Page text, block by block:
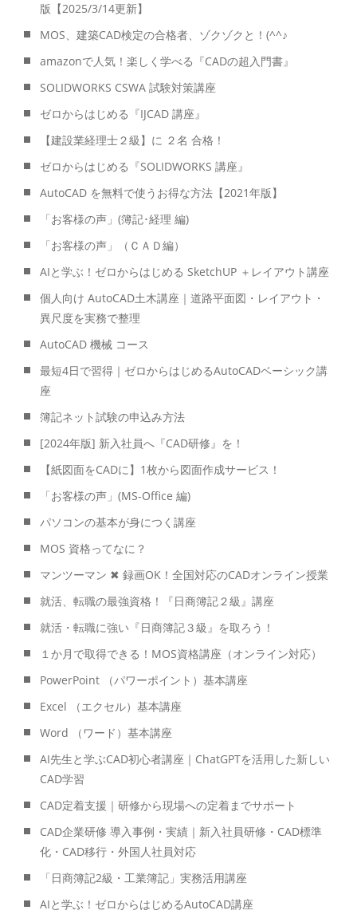
版【2025/3/14更新】
MOS、建築CAD検定の合格者、ゾクゾクと！(^^♪
amazonで人気！楽しく学べる『CADの超入門書』
SOLIDWORKS CSWA 試験対策講座
ゼロからはじめる『IJCAD 講座』
【建設業経理士２級】に ２名 合格！
ゼロからはじめる『SOLIDWORKS 講座』
AutoCAD を無料で使うお得な方法【2021年版】
「お客様の声」(簿記･経理 編)
「お客様の声」（ＣＡＤ編）
AIと学ぶ！ゼロからはじめる SketchUP ＋レイアウト講座
個人向け AutoCAD土木講座｜道路平面図・レイアウト・
異尺度を実務で整理
AutoCAD 機械 コース
最短4日で習得｜ゼロからはじめるAutoCADベーシック講
座
簿記ネット試験の申込み方法
[2024年版] 新入社員へ『CAD研修』を！
【紙図面をCADに】1枚から図面作成サービス！
「お客様の声」(MS-Office 編)
パソコンの基本が身につく講座
MOS 資格ってなに？
マンツーマン ✖ 録画OK！全国対応のCADオンライン授業
就活、転職の最強資格！『日商簿記２級』講座
就活・転職に強い『日商簿記３級』を取ろう！
１か月で取得できる！MOS資格講座（オンライン対応）
PowerPoint （パワーポイント）基本講座
Excel （エクセル）基本講座
Word （ワード）基本講座
AI先生と学ぶCAD初心者講座｜ChatGPTを活用した新しい
CAD学習
CAD定着支援｜研修から現場への定着までサポート
CAD企業研修 導入事例・実績｜新入社員研修・CAD標準
化・CAD移行・外国人社員対応
「日商簿記2級・工業簿記」実務活用講座
AIと学ぶ！ゼロからはじめるAutoCAD講座